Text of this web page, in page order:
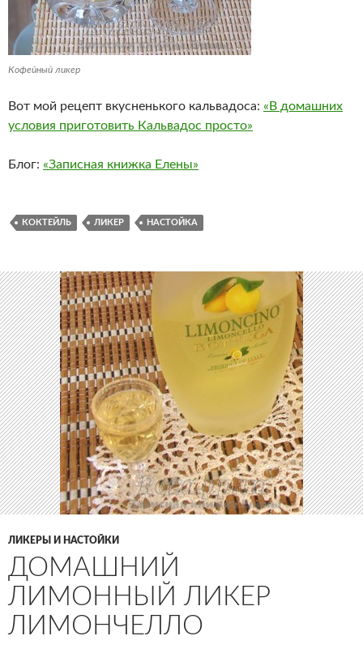
Кофейный ликер
Вот мой рецепт вкусненького кальвадоса: «В домашних
условия приготовить Кальвадос просто»
Блог: «Записная книжка Елены»
КОКТЕЙЛЬ ЛИКЕР НАСТОЙКА
ЛИКЕРЫ И НАСТОЙКИ
ДОМАШНИЙ
ЛИМОННЫЙ ЛИКЕР
ЛИМОНЧЕЛЛО